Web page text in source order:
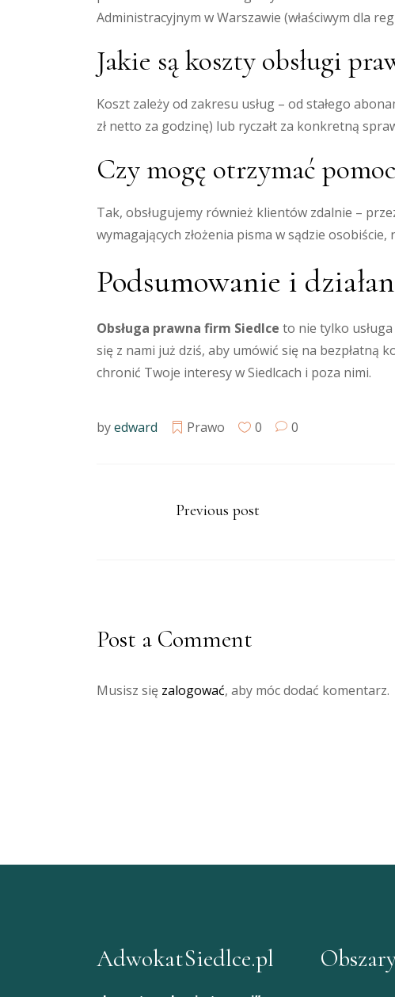
Administracyjnym w Warszawie (właściwym dla
Jakie są koszty obsługi
Koszt zależy od zakresu usług – od stałego
zł netto za godzinę) lub ryczałt za konkretną
Czy mogę otrzymać
Tak, obsługujemy również klientów zdalnie –
wymagających złożenia pisma w sądzie
Podsumowanie i
Obsługa prawna firm Siedlce to nie tylko
się z nami już dziś, aby umówić się na bezpłatną
chronić Twoje interesy w Siedlcach i poza nimi.
byedward Prawo 0 0
Previous post
Post a Comment
Musisz się zalogować, aby móc dodać komentarz.
AdwokatSiedlce.pl